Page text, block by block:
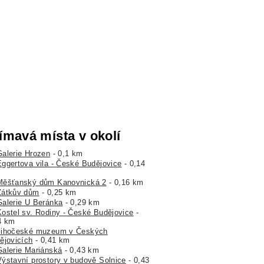
místa v okolí
Hrozen - 0,1 km
vila - České Budějovice - 0,14
dům Kanovnická 2 - 0,16 km
dům - 0,25 km
U Beránka- 0,29 km
sv. Rodiny - České Budějovice -
km
muzeum v Českých
- 0,41 km
Mariánská- 0,43 km
prostory v budově Solnice - 0,43